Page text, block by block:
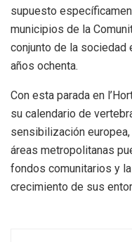
supuesto
municipios de la
conjunto de la
años ochenta.
Con esta parada en
su calendario de
sensibilización
áreas metropolitanas
fondos comunitarios y
crecimiento de sus